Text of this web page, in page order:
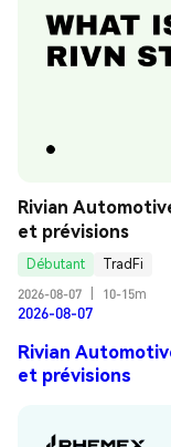
Rivian
et prévisions
Débutant
TradFi
2026-08-07
10-15m
2026-08-07
Rivian
et prévisions